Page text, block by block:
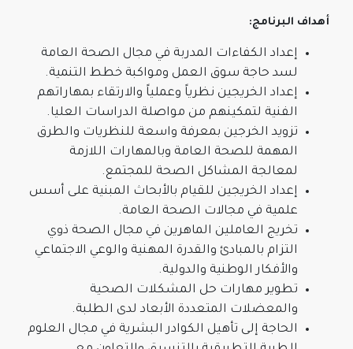
أهداف البرنامج:
إعداد الكفاءات المدربة في مجال الصحة العامة
لسد حاجة سوق العمل ومواكبة خطط التنمية.
إعداد الخريجين نظرياً وعملياً والارتقاء بمهاراتهم
الفنية لتمكينهم من مواصلة الدراسات العليا.
تزويد الخرجين بمعرفة واسعة للنظريات والطرق
المهمة للصحة العامة وبالمهارات اللازمة
لمعالجة المشاكل الصحة للمجتمع.
إعداد الخريجين للقيام بالأبحاث المبنية على أسس
علمية في مجالات الصحة العامة.
تخريج العاملين الماهرين في مجال الصحة ذوي
التزام بالمبادئ والقدرة المهنية والوعي الاجتماعي
والأفكار الوطنية والدولية.
تطوير مهارات حل المشكلات الصحية
والمعضلات المتعددة الأبعاد لدى الطلبة.
الحاجة إلى تأهيل الكوادر البشرية في مجال العلوم